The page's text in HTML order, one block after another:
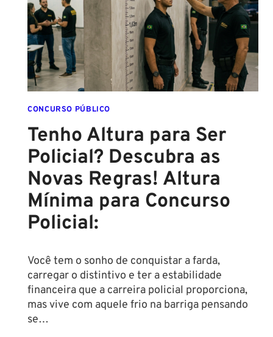
FINAL
DESTE
ANO!
CONCURSO PÚBLICO
Tenho Altura para Ser
Policial? Descubra as
Novas Regras! Altura
Mínima para Concurso
Policial:
Você tem o sonho de conquistar a farda,
carregar o distintivo e ter a estabilidade
financeira que a carreira policial proporciona,
mas vive com aquele frio na barriga pensando
se…